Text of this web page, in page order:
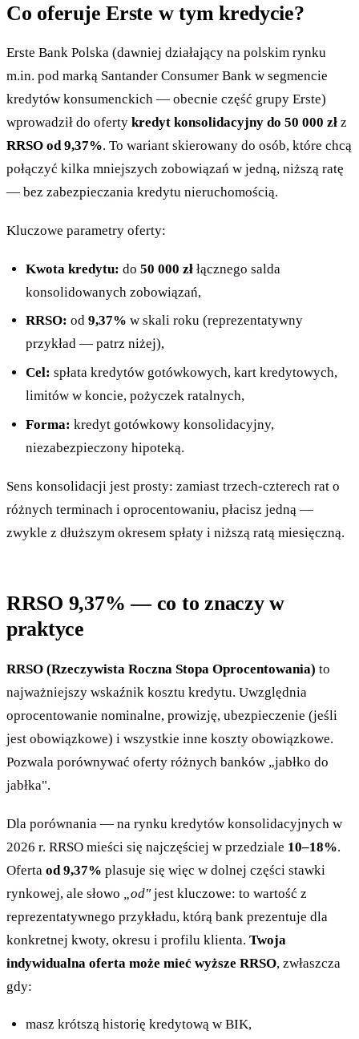
Co oferuje Erste w tym kredycie?
Erste Bank Polska (dawniej działający na polskim rynku
m.in. pod marką Santander Consumer Bank w segmencie
kredytów konsumenckich — obecnie część grupy Erste)
wprowadził do oferty kredyt konsolidacyjny do 50 000 zł z
RRSO od 9,37%. To wariant skierowany do osób, które chcą
połączyć kilka mniejszych zobowiązań w jedną, niższą ratę
— bez zabezpieczania kredytu nieruchomością.
Kluczowe parametry oferty:
Kwota kredytu: do 50 000 zł łącznego salda
konsolidowanych zobowiązań,
RRSO: od 9,37% w skali roku (reprezentatywny
przykład — patrz niżej),
Cel: spłata kredytów gotówkowych, kart kredytowych,
limitów w koncie, pożyczek ratalnych,
Forma: kredyt gotówkowy konsolidacyjny,
niezabezpieczony hipoteką.
Sens konsolidacji jest prosty: zamiast trzech-czterech rat o
różnych terminach i oprocentowaniu, płacisz jedną —
zwykle z dłuższym okresem spłaty i niższą ratą miesięczną.
RRSO 9,37% — co to znaczy w
praktyce
RRSO (Rzeczywista Roczna Stopa Oprocentowania) to
najważniejszy wskaźnik kosztu kredytu. Uwzględnia
oprocentowanie nominalne, prowizję, ubezpieczenie (jeśli
jest obowiązkowe) i wszystkie inne koszty obowiązkowe.
Pozwala porównywać oferty różnych banków „jabłko do
jabłka".
Dla porównania — na rynku kredytów konsolidacyjnych w
2026 r. RRSO mieści się najczęściej w przedziale 10–18%.
Oferta od 9,37% plasuje się więc w dolnej części stawki
rynkowej, ale słowo
„od" jest kluczowe: to wartość z
reprezentatywnego przykładu, którą bank prezentuje dla
konkretnej kwoty, okresu i profilu klienta. Twoja
indywidualna oferta może mieć wyższe RRSO, zwłaszcza
gdy:
masz krótszą historię kredytową w BIK,